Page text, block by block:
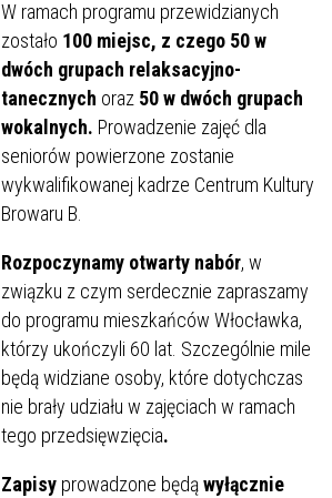
W ramach programu przewidzianych
zostało 100 miejsc, z czego 50 w
dwóch grupach relaksacyjno-
tanecznych oraz 50 w dwóch grupach
wokalnych. Prowadzenie zajęć dla
seniorów powierzone zostanie
wykwalifikowanej kadrze Centrum Kultury
Browaru B.
Rozpoczynamy otwarty nabór, w
związku z czym serdecznie zapraszamy
do programu mieszkańców Włocławka,
którzy ukończyli 60 lat. Szczególnie mile
będą widziane osoby, które dotychczas
nie brały udziału w zajęciach w ramach
tego przedsięwzięcia.
Zapisy prowadzone będąwyłącznie